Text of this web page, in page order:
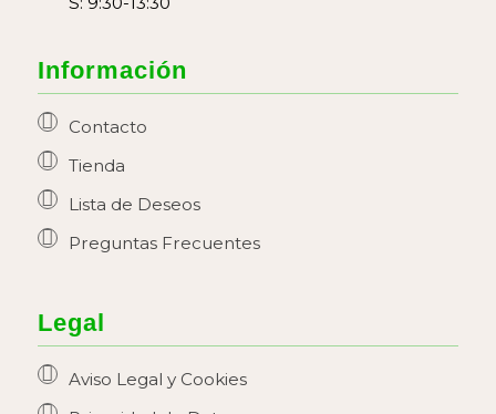
Información
Contacto
Tienda
Lista de Deseos
Preguntas Frecuentes
Legal
Aviso Legal y Cookies